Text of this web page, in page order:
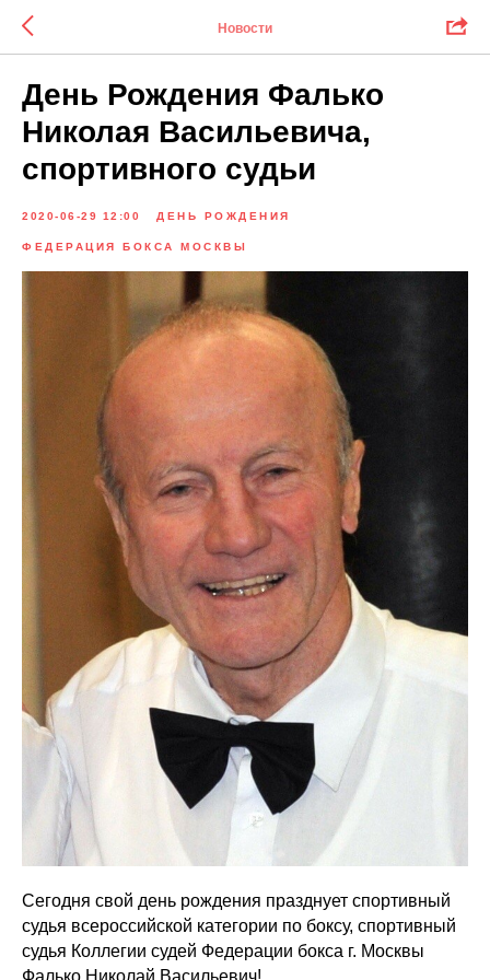
Новости
День Рождения Фалько
Николая Васильевича,
спортивного судьи
2020-06-29 12:00 ДЕНЬ РОЖДЕНИЯ
ФЕДЕРАЦИЯ БОКСА МОСКВЫ
Сегодня свой день рождения празднует спортивный
судья всероссийской категории по боксу, спортивный
судья Коллегии судей Федерации бокса г. Москвы
Фалько Николай Васильевич!